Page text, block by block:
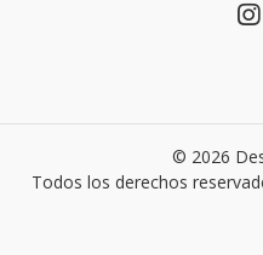
© 2026
Todos los derechos